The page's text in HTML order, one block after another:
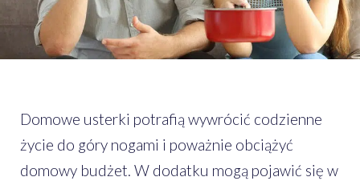
Domowe usterki potrafią wywrócić codzienne
życie do góry nogami i poważnie obciążyć
domowy budżet. W dodatku mogą pojawić się w